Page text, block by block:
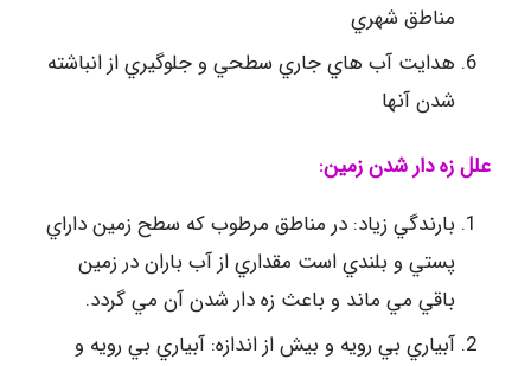
مناطق شهري
هدايت آب هاي جاري سطحي و جلوگيري از انباشته
شدن آنها
علل زه دار شدن زمين:
بارندگي زياد: در مناطق مرطوب كه سطح زمين داراي
پستي و بلندي است مقداري از آب باران در زمين
باقي مي ماند و باعث زه دار شدن آن مي گردد.
آبياري بي رويه و بيش از اندازه: آبياري بي رويه و